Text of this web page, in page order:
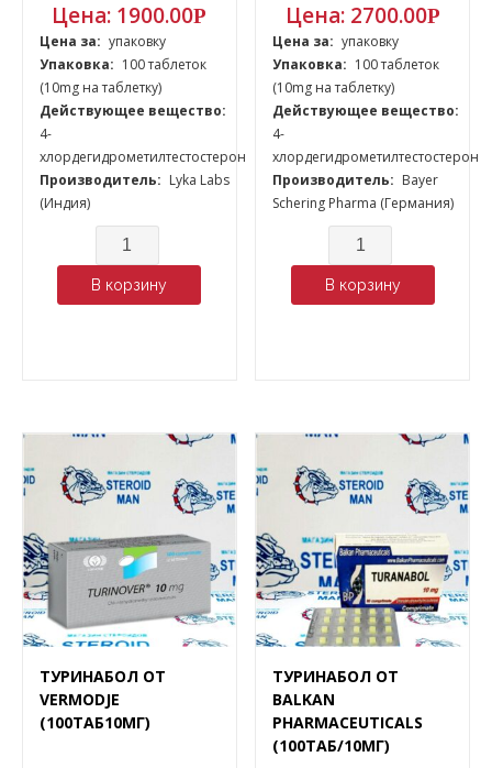
Цена: 1900.00Р
Цена за: упаковку
Упаковка: 100 таблеток
(10mg на таблетку)
Действующее вещество:
4-
хлордегидрометилтестостерон
Производитель: Lyka Labs
(Индия)
Количество
В корзину
Цена: 2700.00Р
Цена за: упаковку
Упаковка: 100 таблеток
(10mg на таблетку)
Действующее вещество:
4-
хлордегидрометилтестостерон
Производитель: Bayer
Schering Pharma (Германия)
Количество
В корзину
ТУРИНАБОЛ ОТ
VERMODJE
(100ТАБ10МГ)
ТУРИНАБОЛ ОТ
BALKAN
PHARMACEUTICALS
(100ТАБ/10МГ)